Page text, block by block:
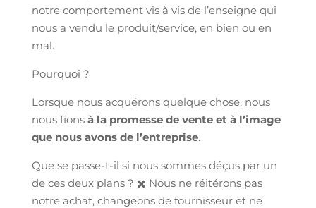
notre comportement vis à vis de l’enseigne qui
nous a vendu le produit/service, en bien ou en
mal.
Pourquoi ?
Lorsque nous acquérons quelque chose, nous
nous fions à la promesse de vente et à l’image
que nous avons de l’entreprise.
Que se passe-t-il si nous sommes déçus par un
de ces deux plans ? ✖️ Nous ne réitérons pas
notre achat, changeons de fournisseur et ne